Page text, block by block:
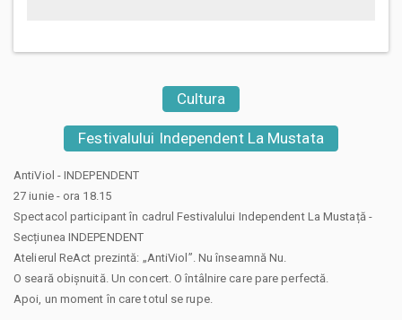
Cultura
Festivalului Independent La Mustata
AntiViol - INDEPENDENT
27 iunie - ora 18.15
Spectacol participant în cadrul Festivalului Independent La Mustață -
Secțiunea INDEPENDENT
Atelierul ReAct prezintă: „AntiViol”. Nu înseamnă Nu.
O seară obișnuită. Un concert. O întâlnire care pare perfectă.
Apoi, un moment în care totul se rupe.